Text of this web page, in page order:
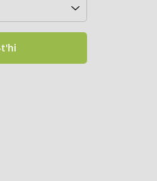
t'hi